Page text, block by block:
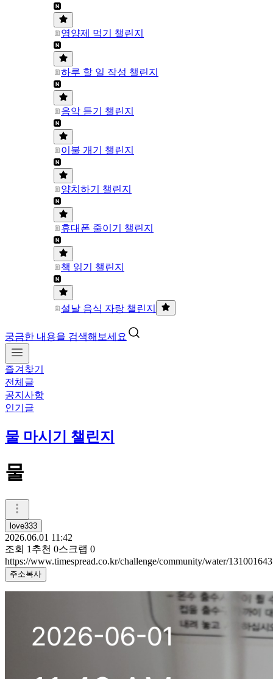
영양제 먹기 챌린지
하루 할 일 작성 챌린지
음악 듣기 챌린지
이불 개기 챌린지
양치하기 챌린지
휴대폰 줄이기 챌린지
책 읽기 챌린지
설날 음식 자랑 챌린지
궁금한 내용을 검색해보세요
즐겨찾기
전체글
공지사항
인기글
물 마시기 챌린지
물
love333
2026.06.01 11:42
조회 1 추천 0스크랩 0
https://www.timespread.co.kr/challenge/community/water/131001643
주소복사